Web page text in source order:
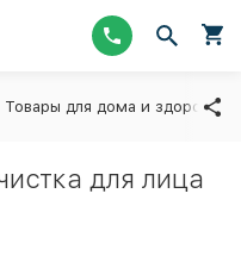
Товары для дома и здоровья
для лица